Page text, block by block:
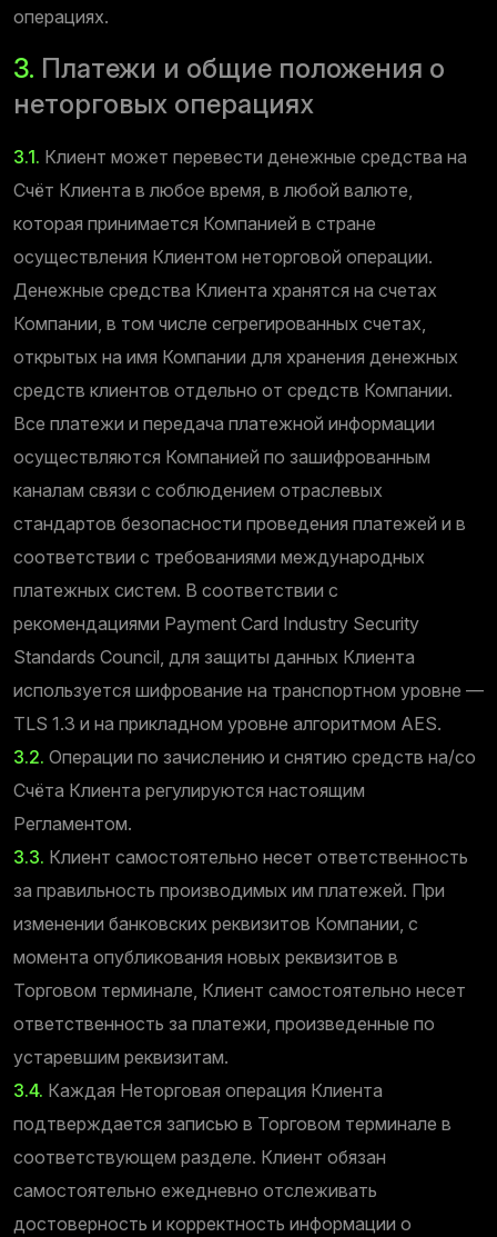
операциях.
3. Платежи и общие положения о
неторговых операциях
3.1. Клиент может перевести денежные средства на
Счёт Клиента в любое время, в любой валюте,
которая принимается Компанией в стране
осуществления Клиентом неторговой операции.
Денежные средства Клиента хранятся на счетах
Компании, в том числе сегрегированных счетах,
открытых на имя Компании для хранения денежных
средств клиентов отдельно от средств Компании.
Все платежи и передача платежной информации
осуществляются Компанией по зашифрованным
каналам связи с соблюдением отраслевых
стандартов безопасности проведения платежей и в
соответствии с требованиями международных
платежных систем. В соответствии с
рекомендациями Payment Card Industry Security
Standards Council, для защиты данных Клиента
используется шифрование на транспортном уровне —
TLS 1.3 и на прикладном уровне алгоритмом AES.
3.2. Операции по зачислению и снятию средств на/со
Cчёта Клиента регулируются настоящим
Регламентом.
3.3. Клиент самостоятельно несет ответственность
за правильность производимых им платежей. При
изменении банковских реквизитов Компании, с
момента опубликования новых реквизитов в
Торговом терминале, Клиент самостоятельно несет
ответственность за платежи, произведенные по
устаревшим реквизитам.
3.4. Каждая Неторговая операция Клиента
подтверждается записью в Торговом терминале в
соответствующем разделе. Клиент обязан
самостоятельно ежедневно отслеживать
достоверность и корректность информации о